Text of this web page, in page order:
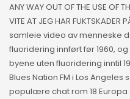
ANY WAY OUT OF THE USE OF
VITE AT JEG HAR
samleie video av menneske
fluoridering innført før 1960,
byene uten fluoridering inntil
Blues Nation FM i Los
populære chat rom 18